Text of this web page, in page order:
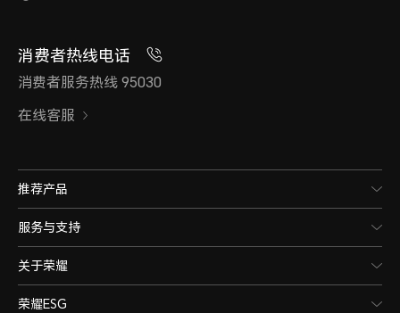
消费者热线电话
消费者服务热线 95030
在线客服
推荐产品
服务与支持
关于荣耀
荣耀ESG